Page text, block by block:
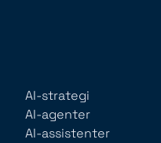
AI-strategi
AI-agenter
AI-assistenter